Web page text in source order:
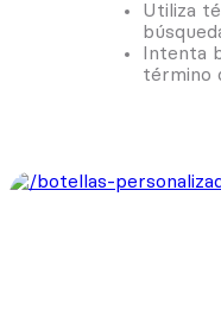
Utiliza
Intenta
término